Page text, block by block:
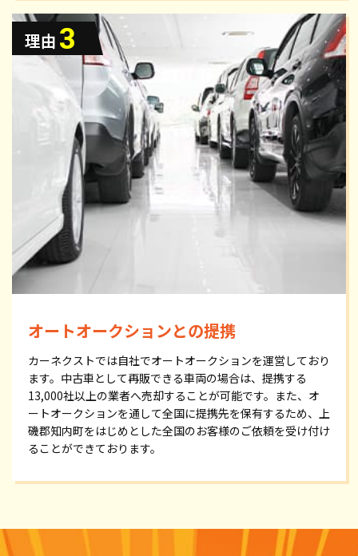
オートオークションとの提携
カーネクストでは自社でオートオークションを運営しており
ます。中古車として再販できる車両の場合は、提携する
13,000社以上の業者へ売却することが可能です。また、オ
ートオークションを通して全国に提携先を保有するため、上
磯郡知内町をはじめとした全国のお客様のご依頼を受け付け
ることができております。